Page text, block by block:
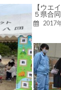
【ウエ
５県合
2017